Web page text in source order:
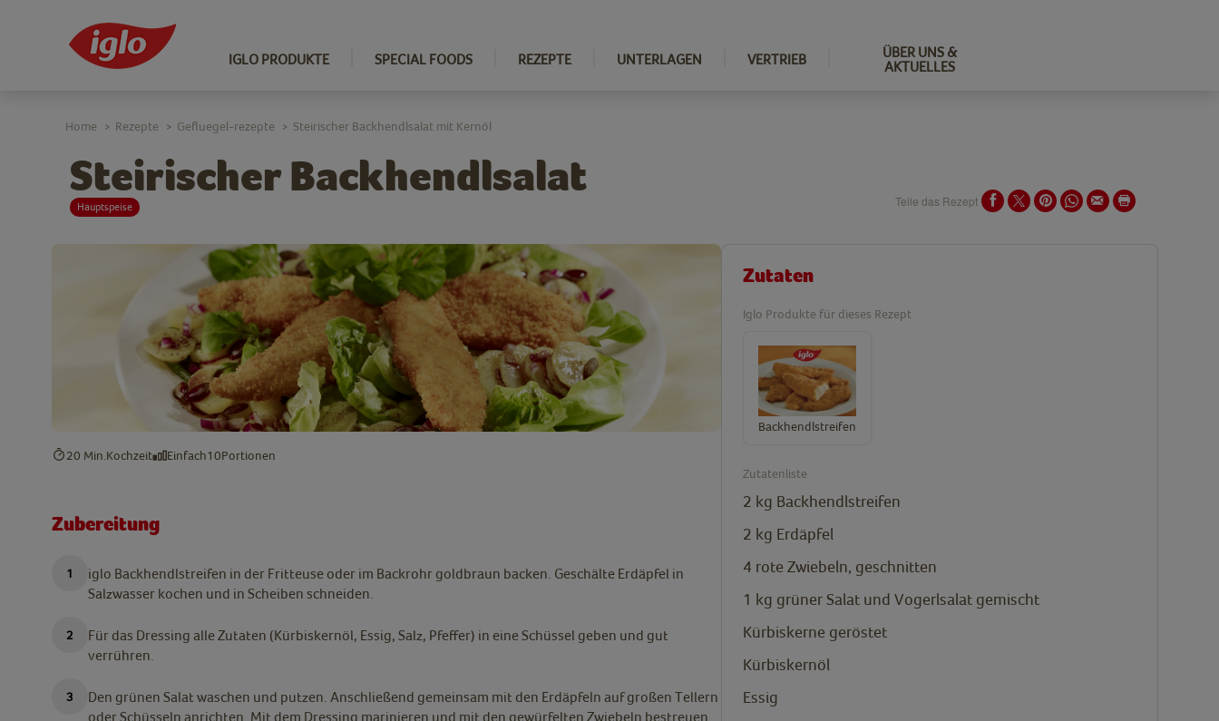
IGLO PRODUKTE SPECIAL FOODS REZEPTE UNTERLAGEN VERTRIEB
ÜBER UNS &
AKTUELLES
Steirischer Backhendlsalat
Hauptspeise Teile das Rezept
Home > Rezepte > Gefluegel-rezepte > Steirischer Backhendlsalat mit Kernöl
20 Min. Kochzeit Einfach10Portionen
Zubereitung
iglo Backhendlstreifen in der Fritteuse oder im Backrohr goldbraun backen. Geschälte Erdäpfel in
Salzwasser kochen und in Scheiben schneiden.
Für das Dressing alle Zutaten (Kürbiskernöl, Essig, Salz, Pfeffer) in eine Schüssel geben und gut
verrühren.
Den grünen Salat waschen und putzen. Anschließend gemeinsam mit den Erdäpfeln auf großen Tellern
oder Schüsseln anrichten. Mit dem Dressing marinieren und mit den gewürfelten Zwiebeln bestreuen.
Zutaten
Iglo Produkte für dieses Rezept
Backhendlstreifen
Zutatenliste
2 kg Backhendlstreifen
2 kg Erdäpfel
4 rote Zwiebeln, geschnitten
1 kg grüner Salat und Vogerlsalat gemischt
Kürbiskerne geröstet
Kürbiskernöl
Essig